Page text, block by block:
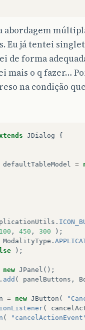
abordagem
Eu já tentei
de forma
mais o q fazer…
na condição
JDialog {
defaultTableModel =
.
100 , 450 , 300
);
ModalityType .
);
new JPanel ();
add ( panelButtons ,
= new JButton (
(
(